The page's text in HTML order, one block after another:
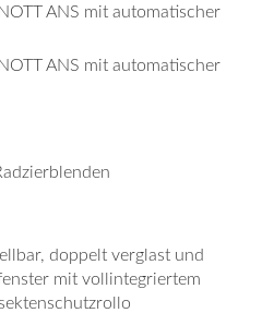
ANS mit automatischer
ANS mit automatischer
doppelt verglast und
mit vollintegriertem